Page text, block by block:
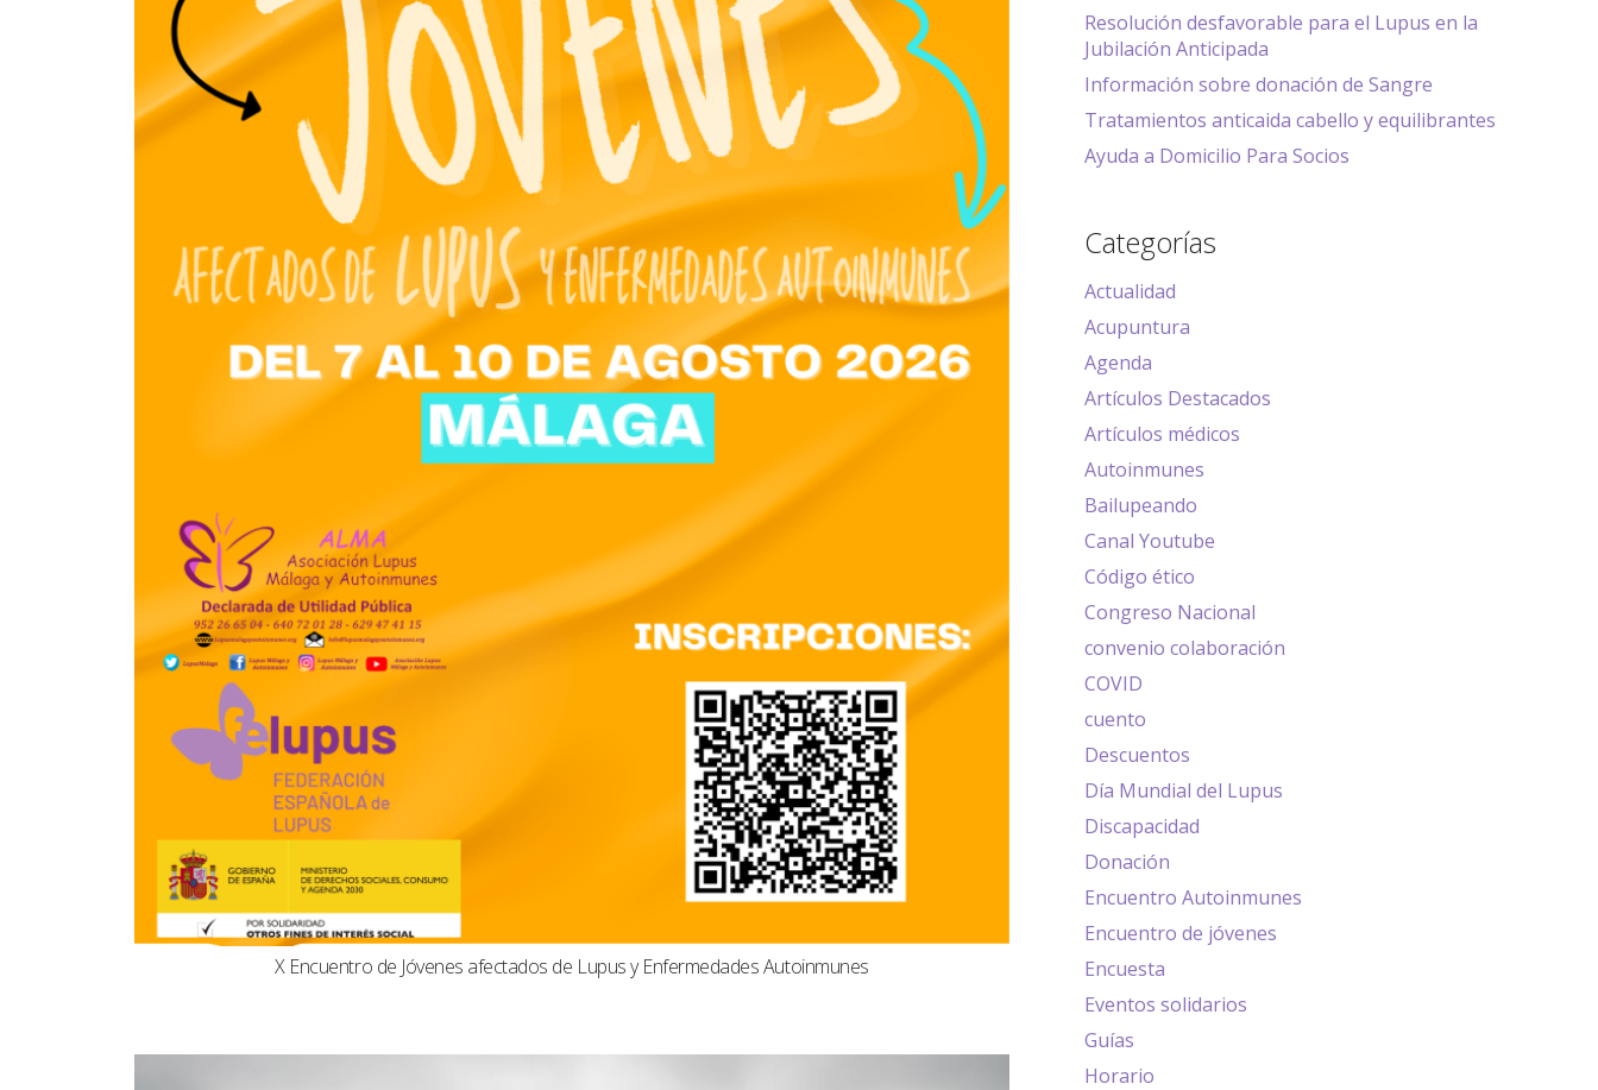
X Encuentro de Jóvenes afectados de Lupus y Enfermedades Autoinmunes
Resolución desfavorable para el Lupus en la
Jubilación Anticipada
Información sobre donación de Sangre
Tratamientos anticaida cabello y equilibrantes
Ayuda a Domicilio Para Socios
Categorías
Actualidad
Acupuntura
Agenda
Artículos Destacados
Artículos médicos
Autoinmunes
Bailupeando
Canal Youtube
Código ético
Congreso Nacional
convenio colaboración
COVID
cuento
Descuentos
Día Mundial del Lupus
Discapacidad
Donación
Encuentro Autoinmunes
Encuentro de jóvenes
Encuesta
Eventos solidarios
Guías
Horario